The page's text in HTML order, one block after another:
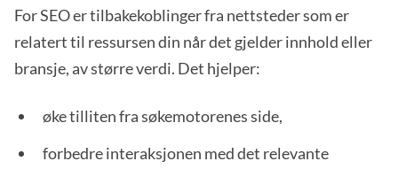
For SEO er tilbakekoblinger fra nettsteder som er
relatert til ressursen din når det gjelder innhold eller
bransje, av større verdi. Det hjelper:
øke tilliten fra søkemotorenes side,
forbedre interaksjonen med det relevante